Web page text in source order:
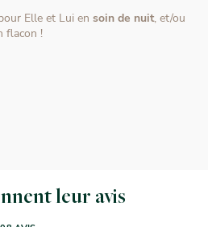
Elle et Lui ensoin de nuit, et/ou
flacon !
leur avis